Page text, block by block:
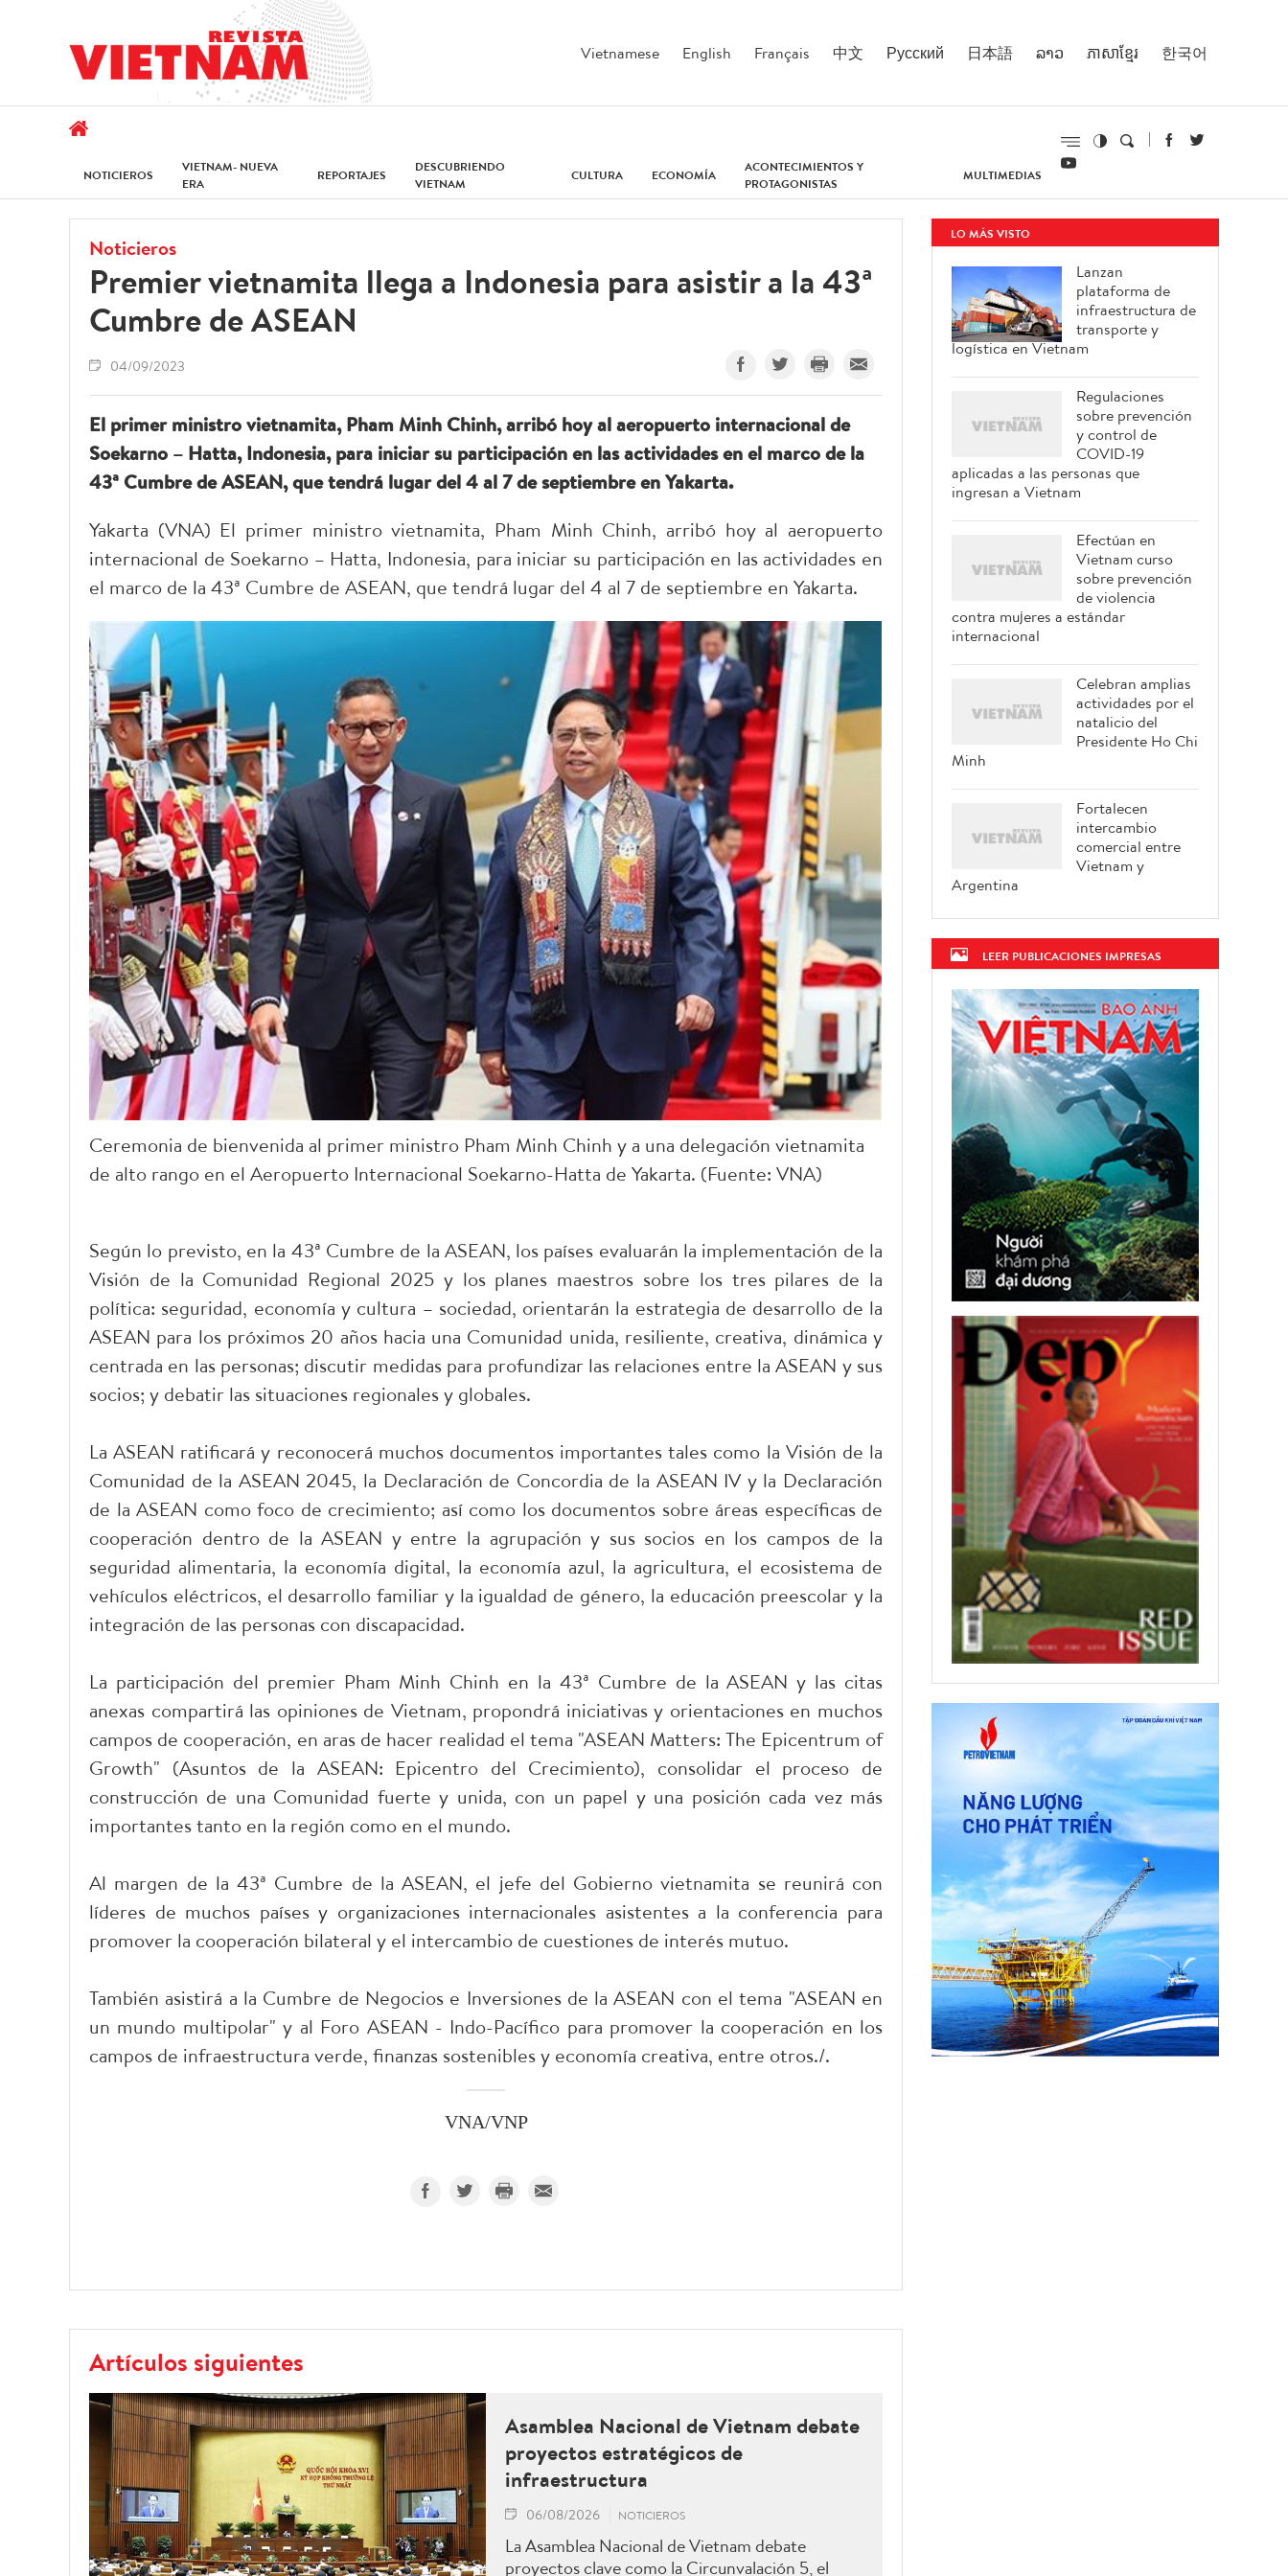
Vietnamese English Français 中文 Русский 日本語 ລາວ ភាសាខ្មែរ 한국어
NOTICIEROS
VIETNAM- NUEVA
ERA
REPORTAJES
DESCUBRIENDO
VIETNAM
CULTURA ECONOMÍA
ACONTECIMIENTOS Y
PROTAGONISTAS
MULTIMEDIAS
Noticieros
Premier vietnamita llega a Indonesia para asistir a la 43ª
Cumbre de ASEAN
04/09/2023
El primer ministro vietnamita, Pham Minh Chinh, arribó hoy al aeropuerto internacional de
Soekarno – Hatta, Indonesia, para iniciar su participación en las actividades en el marco de la
43ª Cumbre de ASEAN, que tendrá lugar del 4 al 7 de septiembre en Yakarta.
Yakarta (VNA) El primer ministro vietnamita, Pham Minh Chinh, arribó hoy al aeropuerto
internacional de Soekarno – Hatta, Indonesia, para iniciar su participación en las actividades en
el marco de la 43ª Cumbre de ASEAN, que tendrá lugar del 4 al 7 de septiembre en Yakarta.
Ceremonia de bienvenida al primer ministro Pham Minh Chinh y a una delegación vietnamita
de alto rango en el Aeropuerto Internacional Soekarno-Hatta de Yakarta. (Fuente: VNA)
Según lo previsto, en la 43ª Cumbre de la ASEAN, los países evaluarán la implementación de la
Visión de la Comunidad Regional 2025 y los planes maestros sobre los tres pilares de la
política: seguridad, economía y cultura – sociedad, orientarán la estrategia de desarrollo de la
ASEAN para los próximos 20 años hacia una Comunidad unida, resiliente, creativa, dinámica y
centrada en las personas; discutir medidas para profundizar las relaciones entre la ASEAN y sus
socios; y debatir las situaciones regionales y globales.
La ASEAN ratificará y reconocerá muchos documentos importantes tales como la Visión de la
Comunidad de la ASEAN 2045, la Declaración de Concordia de la ASEAN IV y la Declaración
de la ASEAN como foco de crecimiento; así como los documentos sobre áreas específicas de
cooperación dentro de la ASEAN y entre la agrupación y sus socios en los campos de la
seguridad alimentaria, la economía digital, la economía azul, la agricultura, el ecosistema de
vehículos eléctricos, el desarrollo familiar y la igualdad de género, la educación preescolar y la
integración de las personas con discapacidad.
La participación del premier Pham Minh Chinh en la 43ª Cumbre de la ASEAN y las citas
anexas compartirá las opiniones de Vietnam, propondrá iniciativas y orientaciones en muchos
campos de cooperación, en aras de hacer realidad el tema "ASEAN Matters: The Epicentrum of
Growth" (Asuntos de la ASEAN: Epicentro del Crecimiento), consolidar el proceso de
construcción de una Comunidad fuerte y unida, con un papel y una posición cada vez más
importantes tanto en la región como en el mundo.
Al margen de la 43ª Cumbre de la ASEAN, el jefe del Gobierno vietnamita se reunirá con
líderes de muchos países y organizaciones internacionales asistentes a la conferencia para
promover la cooperación bilateral y el intercambio de cuestiones de interés mutuo.
También asistirá a la Cumbre de Negocios e Inversiones de la ASEAN con el tema "ASEAN en
un mundo multipolar" y al Foro ASEAN - Indo-Pacífico para promover la cooperación en los
campos de infraestructura verde, finanzas sostenibles y economía creativa, entre otros./.
VNA/VNP
Artículos siguientes
Asamblea Nacional de Vietnam debate
proyectos estratégicos de
infraestructura
06/08/2026 NOTICIEROS
La Asamblea Nacional de Vietnam debate
proyectos clave como la Circunvalación 5, el
LO MÁS VISTO
Lanzan
plataforma de
infraestructura de
transporte y
logística en Vietnam
Regulaciones
sobre prevención
y control de
COVID-19
aplicadas a las personas que
ingresan a Vietnam
Efectúan en
Vietnam curso
sobre prevención
de violencia
contra mujeres a estándar
internacional
Celebran amplias
actividades por el
natalicio del
Presidente Ho Chi
Minh
Fortalecen
intercambio
comercial entre
Vietnam y
Argentina
LEER PUBLICACIONES IMPRESAS